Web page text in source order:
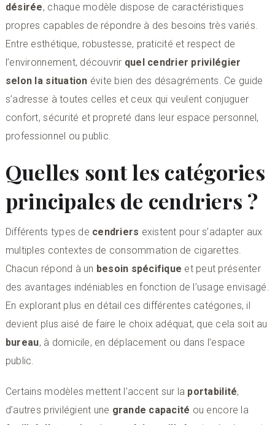
désirée, chaque modèle dispose de caractéristiques
propres capables de répondre à des besoins très variés.
Entre esthétique, robustesse, praticité et respect de
l’environnement, découvrir quel cendrier privilégier
selon la situation évite bien des désagréments. Ce guide
s’adresse à toutes celles et ceux qui veulent conjuguer
confort, sécurité et propreté dans leur espace personnel,
professionnel ou public.
Quelles sont les catégories
principales de cendriers ?
Différents types de cendriers existent pour s’adapter aux
multiples contextes de consommation de cigarettes.
Chacun répond à un besoin spécifique et peut présenter
des avantages indéniables en fonction de l’usage envisagé.
En explorant plus en détail ces différentes catégories, il
devient plus aisé de faire le choix adéquat, que cela soit au
bureau, à domicile, en déplacement ou dans l’espace
public.
Certains modèles mettent l’accent sur la portabilité,
d’autres privilégient une grande capacité ou encore la